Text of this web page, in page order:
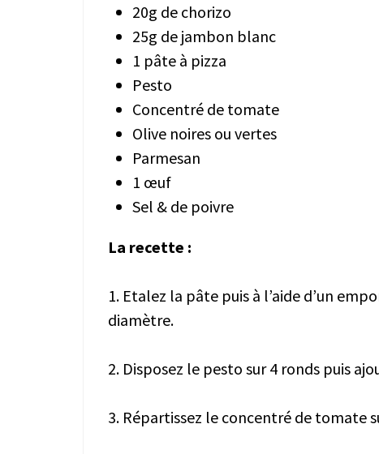
20g de chorizo
25g de jambon blanc
1 pâte à pizza
Pesto
Concentré de tomate
Olive noires ou vertes
Parmesan
1 œuf
Sel & de poivre
La recette :
1. Etalez la pâte puis à l’aide d’un
diamètre.
2. Disposez le pesto sur 4 ronds puis
3. Répartissez le concentré de tomate